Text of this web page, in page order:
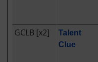
GCLB [x2]
Talent
Clue